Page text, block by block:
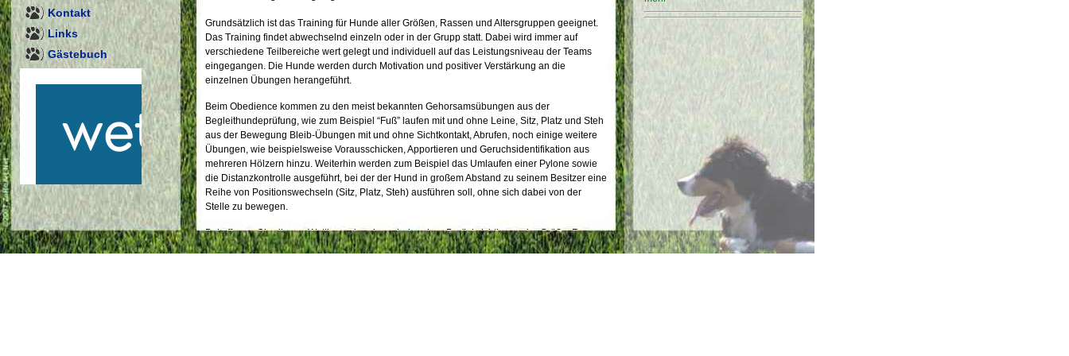
Kontakt
Links
Gästebuch
Grundsätzlich ist das Training für Hunde aller Größen, Rassen und Altersgruppen geeignet.
Das Training findet abwechselnd einzeln oder in der Grupp statt. Dabei wird immer auf
verschiedene Teilbereiche wert gelegt und individuell auf das Leistungsniveau der Teams
eingegangen. Die Hunde werden durch Motivation und positiver Verstärkung an die
einzelnen Übungen herangeführt.
Beim Obedience kommen zu den meist bekannten Gehorsamsübungen aus der
Begleithundeprüfung, wie zum Beispiel “Fuß” laufen mit und ohne Leine, Sitz, Platz und Steh
aus der Bewegung Bleib-Übungen mit und ohne Sichtkontakt, Abrufen, noch einige weitere
Übungen, wie beispielsweise Vorausschicken, Apportieren und Geruchsidentifikation aus
mehreren Hölzern hinzu. Weiterhin werden zum Beispiel das Umlaufen einer Pylone sowie
die Distanzkontrolle ausgeführt, bei der der Hund in großem Abstand zu seinem Besitzer eine
Reihe von Positionswechseln (Sitz, Platz, Steh) ausführen soll, ohne sich dabei von der
Stelle zu bewegen.
Bei offenen Obedience-Wettbewerben kann jeder ohne Berücksichtigung der Größe, Rasse
oder Abstammung des Hundes teilnehmen. Voraussetzung für die Teilnahme an Prüfungen